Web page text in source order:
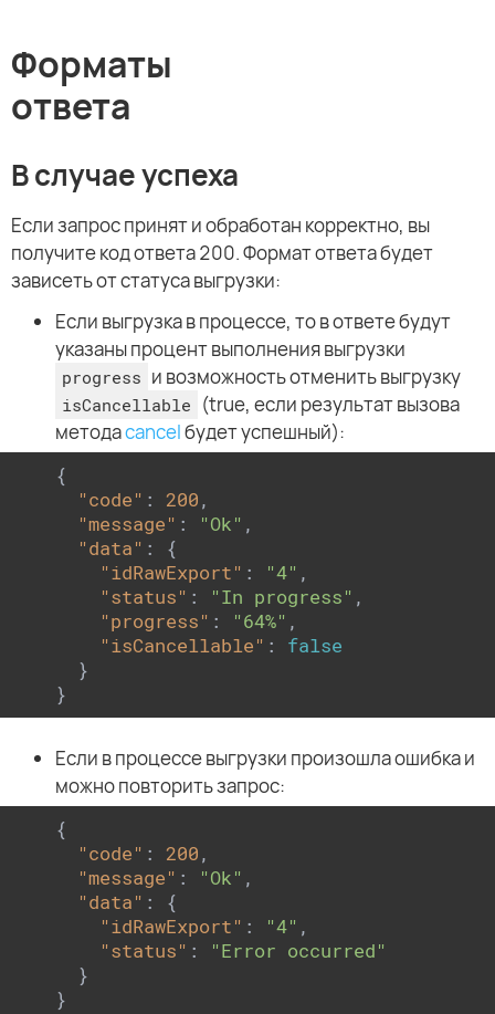
Форматы
ответа
В случае успеха
Если запрос принят и обработан корректно, вы
получите код ответа 200. Формат ответа будет
зависеть от статуса выгрузки:
Если выгрузка в процессе, то в ответе будут
указаны процент выполнения выгрузки
progress и возможность отменить выгрузку
isCancellable (true, если результат вызова
методаcancelбудет успешный):
{
"code" : 200,
"message" : "Ok" ,
"data" : {
"idRawExport" : "4" ,
"status" : "In progress" ,
"progress" : "64%" ,
"isCancellable" : false
  }
}
Если в процессе выгрузки произошла ошибка и
можно повторить запрос:
{
"code" : 200,
"message" : "Ok" ,
"data" : {
"idRawExport" : "4" ,
"status" :
"Error occurred"
  }
}